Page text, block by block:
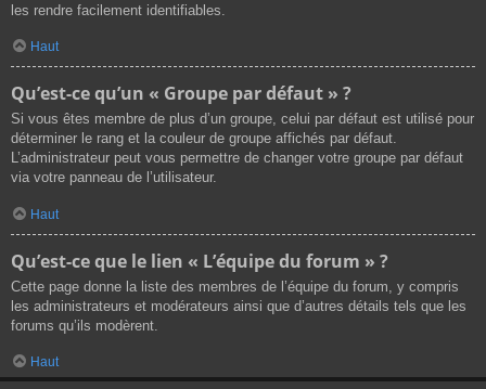
les rendre facilement identifiables.
Haut
Qu’est-ce qu’un « Groupe par défaut » ?
Si vous êtes membre de plus d’un groupe, celui par défaut est utilisé pour
déterminer le rang et la couleur de groupe affichés par défaut.
L’administrateur peut vous permettre de changer votre groupe par défaut
via votre panneau de l’utilisateur.
Haut
Qu’est-ce que le lien « L’équipe du forum » ?
Cette page donne la liste des membres de l’équipe du forum, y compris
les administrateurs et modérateurs ainsi que d’autres détails tels que les
forums qu’ils modèrent.
Haut